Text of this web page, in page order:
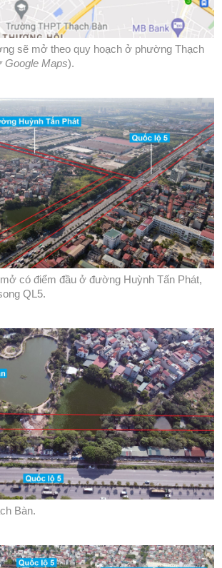
sẽ mở theo quy hoạch ở phường Thạch
Google Maps).
có điểm đầu ở đường Huỳnh Tấn Phát,
QL5.
Bàn.